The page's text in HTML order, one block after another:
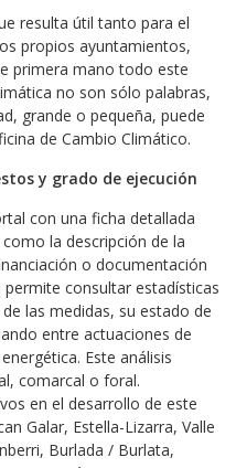
resulta útil tanto para el
propios ayuntamientos,
primera mano todo este
no son sólo palabras,
grande o pequeña, puede
de Cambio Climático.
y grado de ejecución
con una ficha detallada
la descripción de la
o documentación
consultar estadísticas
las medidas, su estado de
entre actuaciones de
Este análisis
comarcal o foral.
en el desarrollo de este
Galar, Estella-Lizarra, Valle
Burlada / Burlata,